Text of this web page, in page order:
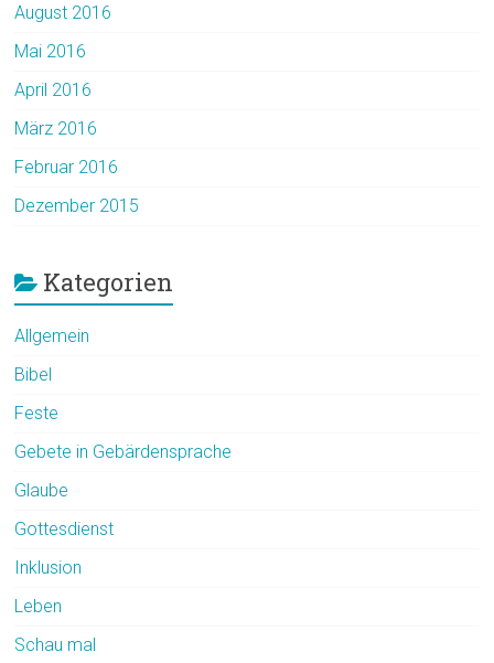
August 2016
Mai 2016
April 2016
März 2016
Februar 2016
Dezember 2015
Kategorien
Allgemein
Bibel
Feste
Gebete in Gebärdensprache
Glaube
Gottesdienst
Inklusion
Leben
Schau mal